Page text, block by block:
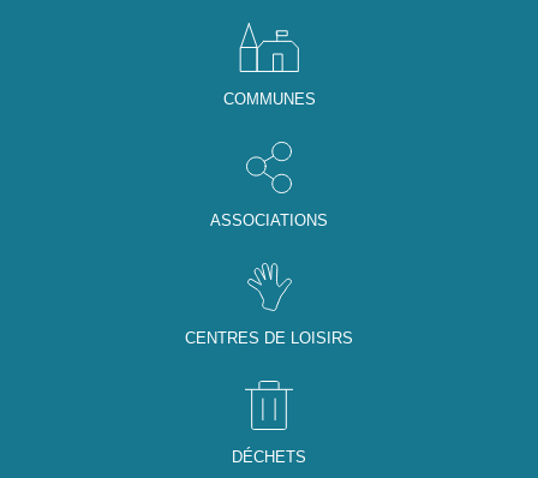
COMMUNES
ASSOCIATIONS
CENTRES DE LOISIRS
DÉCHETS